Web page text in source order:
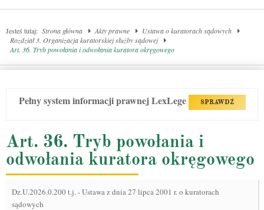
Jesteś tutaj: Strona główna Akty prawne
Ustawa o kuratorach sądowych
Rozdział 3. Organizacja kuratorskiej służby sądowej
Art. 36. Tryb powołania i odwołania kuratora okręgowego
Pełny system informacji prawnej LexLege SPRAWDŹ
Art. 36. Tryb powołania i
odwołania kuratora okręgowego
Dz.U.2026.0.200 t.j.-Ustawa z dnia 27 lipca 2001 r. o kuratorach
sądowych